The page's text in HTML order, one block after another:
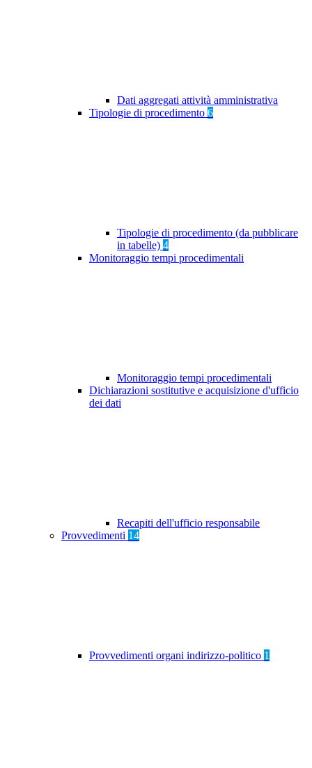
Dati aggregati attività amministrativa
Tipologie di procedimento 6
Tipologie di procedimento (da pubblicare
in tabelle) 4
Monitoraggio tempi procedimentali
Monitoraggio tempi procedimentali
Dichiarazioni sostitutive e acquisizione d'ufficio
dei dati
Recapiti dell'ufficio responsabile
Provvedimenti 14
Provvedimenti organi indirizzo-politico 1